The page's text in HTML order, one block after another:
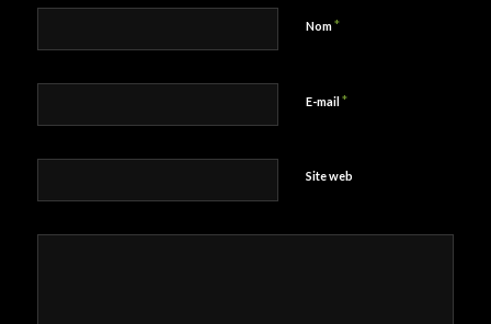
Nom*
E-mail *
Site web